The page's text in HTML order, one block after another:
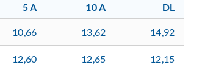
5 A 10 A DL
10,66 13,62 14,92
12,60 12,65 12,15